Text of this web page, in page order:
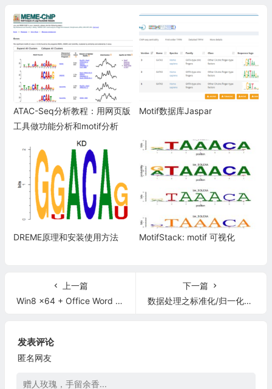
ATAC-Seq分析教程：用网页版
工具做功能分析和motif分析
Motif数据库Jaspar
DREME原理和安装使用方法 MotifStack: motif 可视化
上一篇
Win8 x64 + Office Word 2013 x64 无法自动加载 Endnote X6 的解决方案
下一篇
数据处理之标准化/归一化方法
发表评论
匿名网友